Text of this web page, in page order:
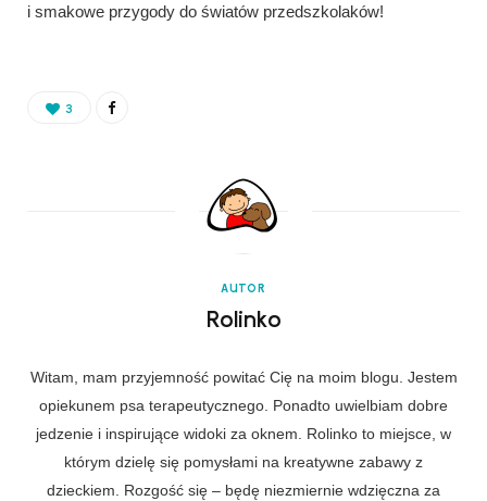
i smakowe przygody do światów przedszkolaków!
3
AUTOR
Rolinko
Witam, mam przyjemność powitać Cię na moim blogu. Jestem
opiekunem psa terapeutycznego. Ponadto uwielbiam dobre
jedzenie i inspirujące widoki za oknem. Rolinko to miejsce, w
którym dzielę się pomysłami na kreatywne zabawy z
dzieckiem. Rozgość się – będę niezmiernie wdzięczna za